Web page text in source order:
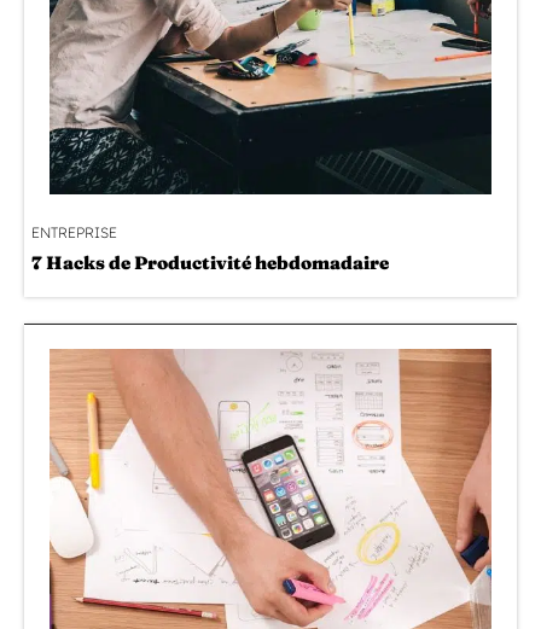
ENTREPRISE
7 Hacks de Productivité hebdomadaire